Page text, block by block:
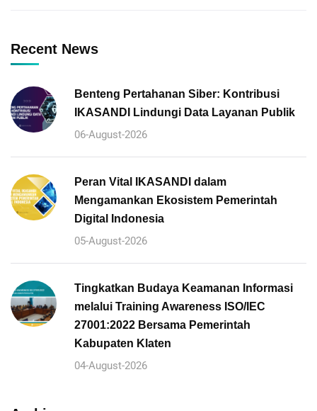
Recent News
Benteng Pertahanan Siber: Kontribusi
IKASANDI Lindungi Data Layanan Publik
06-August-2026
Peran Vital IKASANDI dalam
Mengamankan Ekosistem Pemerintah
Digital Indonesia
05-August-2026
Tingkatkan Budaya Keamanan Informasi
melalui Training Awareness ISO/IEC
27001:2022 Bersama Pemerintah
Kabupaten Klaten
04-August-2026